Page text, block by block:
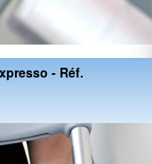
- Réf.